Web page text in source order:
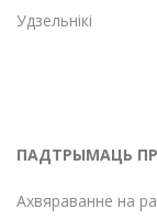
Удзельнікі
ПАДТРЫМАЦЬ
Ахвяраванне на